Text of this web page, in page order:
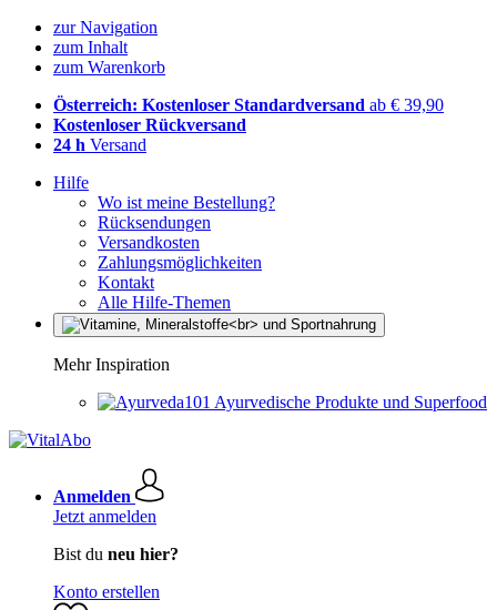
zur Navigation
zum Inhalt
zum Warenkorb
Österreich: Kostenloser Standardversand ab € 39,90
Kostenloser Rückversand
24 h Versand
Hilfe
Wo ist meine Bestellung?
Rücksendungen
Versandkosten
Zahlungsmöglichkeiten
Kontakt
Alle Hilfe-Themen
Mehr Inspiration
Ayurvedische Produkte und Superfood
Anmelden
Jetzt anmelden
Bist du neu hier?
Konto erstellen